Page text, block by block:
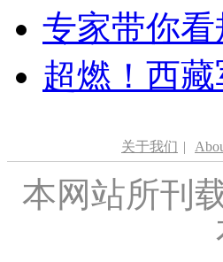
专家带你
超燃！西
关于我们 |
本网站所刊